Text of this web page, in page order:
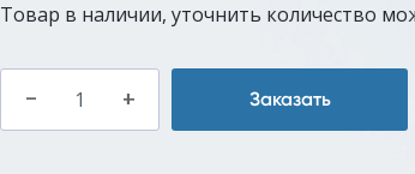
Товар в наличии, уточнить количество
– + Заказать